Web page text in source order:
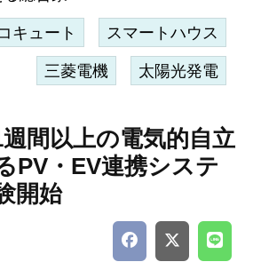
キュート スマートハウス
三菱電機 太陽光発電
間以上の電気的自立
PV・EV連携システ
開始